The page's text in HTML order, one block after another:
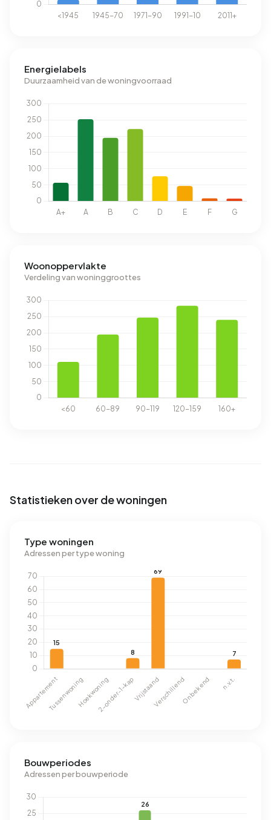
Energielabels
Duurzaamheid van de woningvoorraad
Woonoppervlakte
Verdeling van woninggroottes
Statistieken over de woningen
Type woningen
Adressen per type woning
Bouwperiodes
Adressen per bouwperiode